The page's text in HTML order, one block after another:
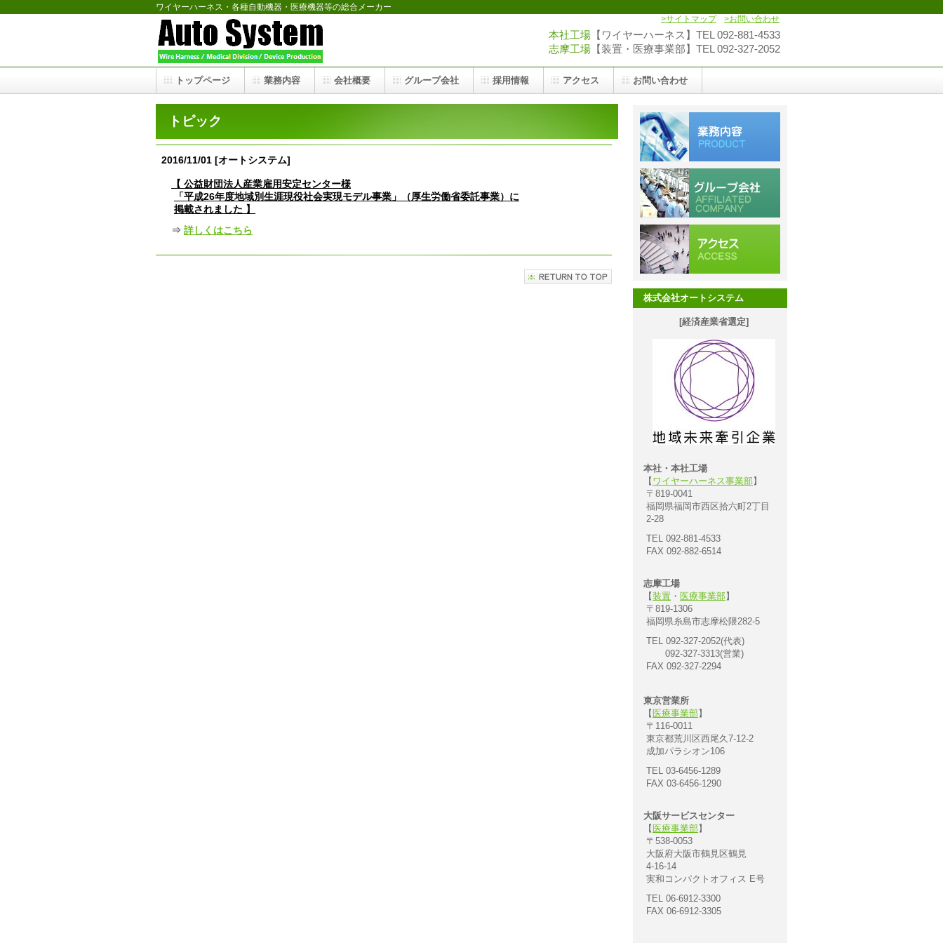
ワイヤーハーネス・各種自動機器・医療機器等の総合メーカー
>サイトマップ >お問い合わせ
本社工場 【ワイヤーハーネス】TEL 092-881-4533
志摩工場 【装置・医療事業部】TEL 092-327-2052
トピック
2016/11/01 [オートシステム]
【 公益財団法人産業雇用安定センター様
「平成26年度地域別生涯現役社会実現モデル事業」（厚生労働省委託事業）に
掲載されました 】
⇒ 詳しくはこちら
トップページ 業務内容 会社概要 グループ会社 採用情報 アクセス お問い合わせ
株式会社オートシステム
[経済産業省選定]
本社・本社工場
【 ワイヤーハーネス事業部】
〒819-0041
福岡県福岡市西区拾六町2丁目
2-28
TEL 092-881-4533
FAX 092-882-6514
志摩工場
【装置 ・ 医療事業部】
〒819-1306
福岡県糸島市志摩松隈282-5
TEL 092-327-2052(代表)
092-327-3313(営業)
FAX 092-327-2294
東京営業所
【 医療事業部】
〒116-0011
東京都荒川区西尾久7-12-2
成加パラシオン106
TEL 03-6456-1289
FAX 03-6456-1290
大阪サービスセンター
【 医療事業部】
〒538-0053
大阪府大阪市鶴見区鶴見
4-16-14
実和コンパクトオフィス E号
TEL 06-6912-3300
FAX 06-6912-3305